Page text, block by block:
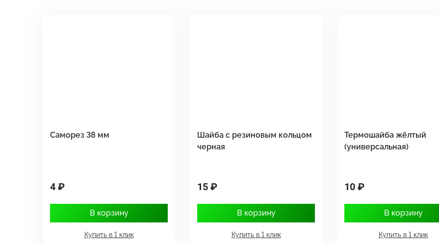
Саморез 38 мм
4 ₽
В корзину
Купить в 1 клик
Шайба с резиновым кольцом
черная
15 ₽
В корзину
Купить в 1 клик
Термошайба жёлтый
(универсальная)
10 ₽
В корзину
Купить в 1 клик